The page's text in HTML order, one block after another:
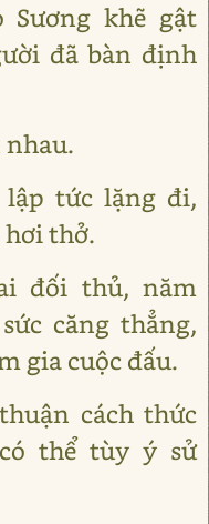
Sương khẽ gật
đã bàn định
lập tức lặng đi,
hơi thở.
đối thủ, năm
căng thẳng,
gia cuộc đấu.
cách thức
thể tùy ý sử